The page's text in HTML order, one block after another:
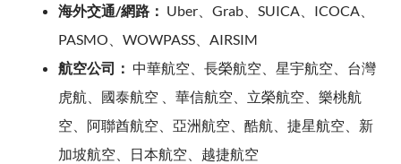
海外交通/網路： Uber、Grab、SUICA、ICOCA、
PASMO、WOWPASS、AIRSIM
航空公司： 中華航空、長榮航空、星宇航空、台灣
虎航、國泰航空 、華信航空、立榮航空、樂桃航
空、阿聯酋航空、亞洲航空、酷航、捷星航空、新
加坡航空、日本航空、越捷航空